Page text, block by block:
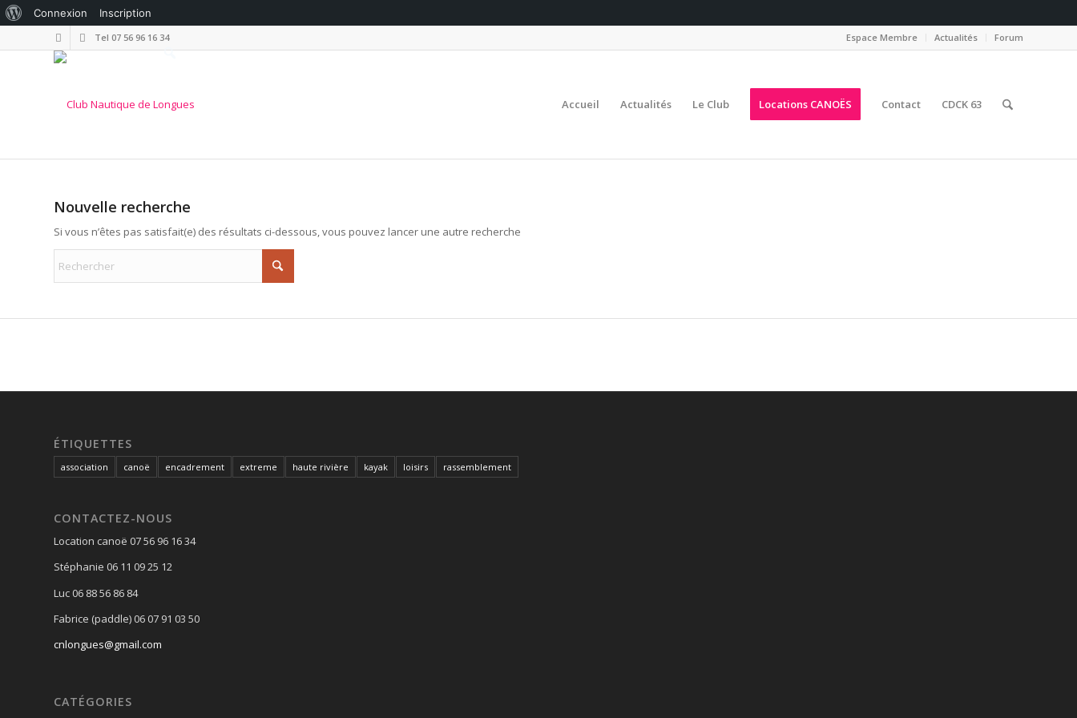
propos
Connexion Inscription
Rechercher
Espace Membre Actualités Forum
Tel 07 56 96 16 34
Accueil Actualités Le Club Locations CANOËS Contact CDCK 63
Nouvelle recherche
Si vous n’êtes pas satisfait(e) des résultats ci-dessous, vous pouvez lancer une autre recherche
ÉTIQUETTES
association canoë encadrement extreme haute rivière kayak loisirs rassemblement
CONTACTEZ-NOUS
Location canoë 07 56 96 16 34
Stéphanie 06 11 09 25 12
Luc 06 88 56 86 84
Fabrice (paddle) 06 07 91 03 50
cnlongues@gmail.com
CATÉGORIES